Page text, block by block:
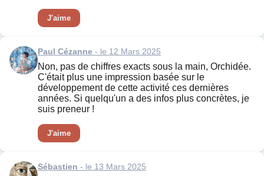
J'aime
Paul Cézanne - le 12 Mars 2025
Non, pas de chiffres exacts sous la main, Orchidée.
C'était plus une impression basée sur le
développement de cette activité ces dernières
années. Si quelqu'un a des infos plus concrètes, je
suis preneur !
J'aime
Sébastien - le 13 Mars 2025